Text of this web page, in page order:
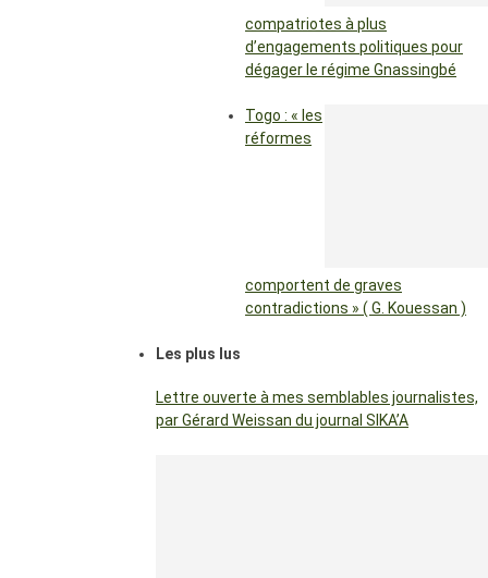
compatriotes à plus
d’engagements politiques pour
dégager le régime Gnassingbé
Togo : « les
réformes
comportent de graves
contradictions » ( G. Kouessan )
Les plus lus
Lettre ouverte à mes semblables journalistes,
par Gérard Weissan du journal SIKA’A